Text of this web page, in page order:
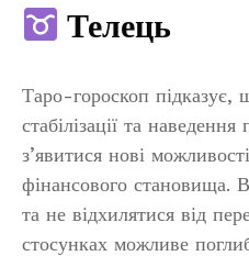
Телець
Таро-гороскоп підказує,
стабілізації та
з’явитися нові
фінансового становища.
та не відхилятися від
стосунках можливе